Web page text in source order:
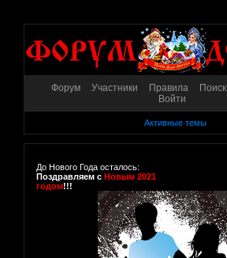
Форум Участники Правила Поиск
Войти
Активные темы
До Нового Года осталось:
Поздравляем с Новым 2021
годом!!!